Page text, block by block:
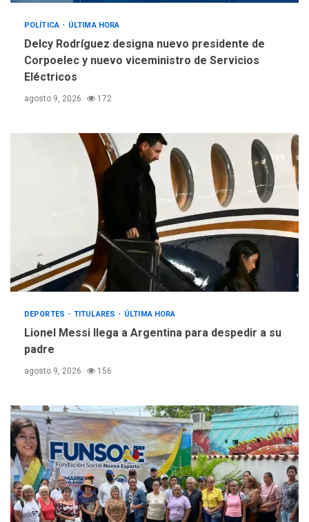
POLÍTICA ÚLTIMA HORA
Delcy Rodríguez designa nuevo presidente de
Corpoelec y nuevo viceministro de Servicios
Eléctricos
agosto 9, 2026 172
DEPORTES TITULARES ÚLTIMA HORA
Lionel Messi llega a Argentina para despedir a su
padre
agosto 9, 2026 156